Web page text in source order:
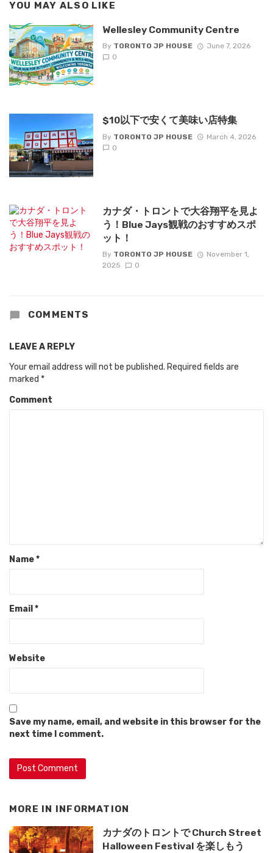
YOU MAY ALSO LIKE
Wellesley Community Centre
By TORONTO JP HOUSE
June 7, 2026
0
$10以下で安くて美味い店特集
By TORONTO JP HOUSE
March 4, 2026
0
カナダ・トロントで大谷翔平を見よ
う！Blue Jays観戦のおすすめスポ
ット！
By TORONTO JP HOUSE
November 1,
2025
0
COMMENTS
LEAVE A REPLY
Your email address will not be published. Required fields are
marked *
Comment
Name*
Email *
Website
Save my name, email, and website in this browser for the
next time I comment.
MORE IN INFORMATION
カナダのトロントで Church Street
Halloween Festival を楽しもう